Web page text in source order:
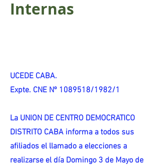
Internas
UCEDE CABA.
Expte. CNE Nº 1089518/1982/1
La UNION DE CENTRO DEMOCRATICO
DISTRITO CABA informa a todos sus
afiliados el llamado a elecciones a
realizarse el día Domingo 3 de Mayo de